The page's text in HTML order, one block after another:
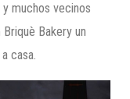
muchos vecinos
Bakery un
casa.